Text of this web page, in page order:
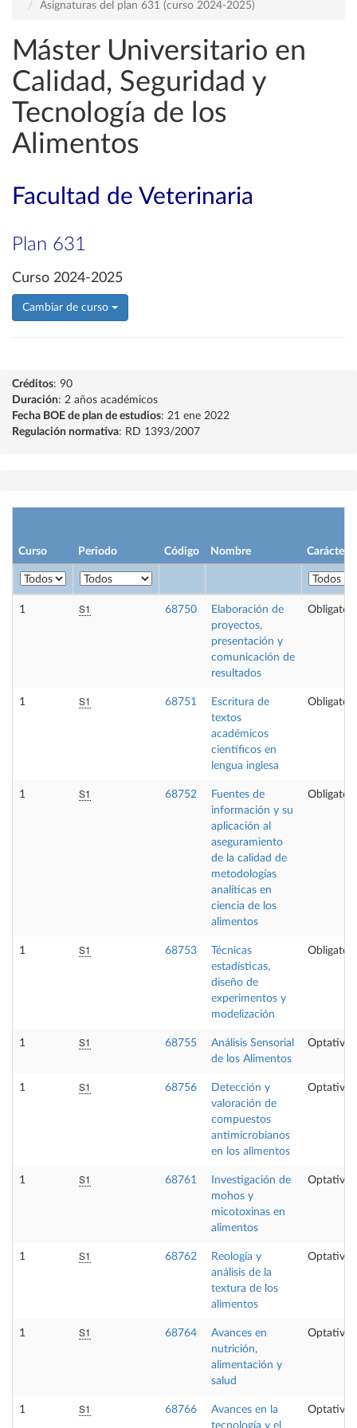
Asignaturas del plan 631 (curso 2024-2025)
Máster Universitario en
Calidad, Seguridad y
Tecnología de los
Alimentos
Facultad de Veterinaria
Plan 631
Curso 2024-2025
Cambiar de curso
Créditos: 90
Duración: 2 años académicos
Fecha BOE de plan de estudios: 21 ene 2022
Regulación normativa: RD 1393/2007
Curso Periodo Código Nombre Carácter
1 S1 68750
Elaboración de
proyectos,
presentación y
comunicación de
resultados
1 S1 68751
Escritura de
textos
académicos
científicos en
lengua inglesa
1 S1 68752
Fuentes de
información y su
aplicación al
aseguramiento
de la calidad de
metodologías
analíticas en
ciencia de los
alimentos
1 S1 68753
Técnicas
estadísticas,
diseño de
experimentos y
modelización
1 S1 68755
Análisis Sensorial
de los Alimentos
Optativa
1 S1 68756
Detección y
valoración de
compuestos
antimicrobianos
en los alimentos
Optativa
1 S1 68761
Investigación de
mohos y
micotoxinas en
alimentos
Optativa
1 S1 68762
Reología y
análisis de la
textura de los
alimentos
Optativa
1 S1 68764
Avances en
nutrición,
alimentación y
salud
Optativa
1 S1 68766
Avances en la
tecnología y el
Optativa